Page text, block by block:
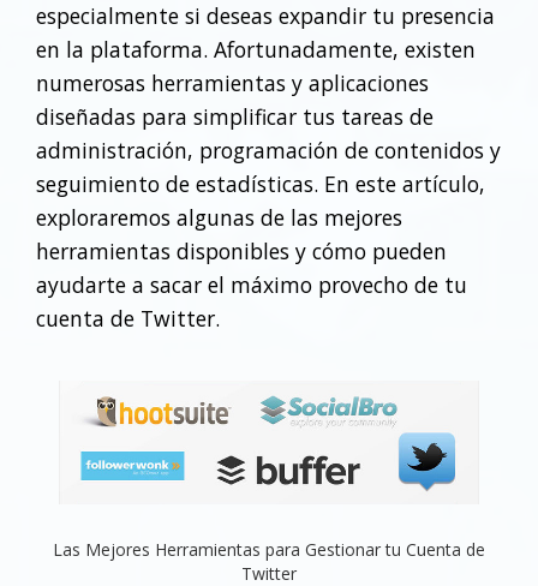
especialmente si deseas expandir tu presencia
en la plataforma. Afortunadamente, existen
numerosas herramientas y aplicaciones
diseñadas para simplificar tus tareas de
administración, programación de contenidos y
seguimiento de estadísticas. En este artículo,
exploraremos algunas de las mejores
herramientas disponibles y cómo pueden
ayudarte a sacar el máximo provecho de tu
cuenta de Twitter.
Las Mejores Herramientas para Gestionar tu Cuenta de
Twitter